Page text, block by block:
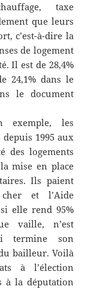
taxe
que leurs
c’est-à-dire la
de logement
Il est de 28,4%
24,1% dans le
le document
exemple, les
1995 aux
des logements
mise en place
Ils paient
et l’Aide
elle rend 95%
vaille, n’est
termine son
bailleur. Voilà
à l’élection
à la députation